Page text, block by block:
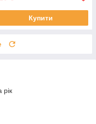
Купити
рік